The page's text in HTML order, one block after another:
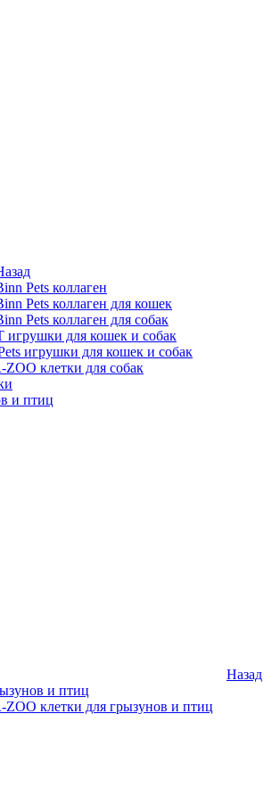
Pets коллаген
Pets коллаген для кошек
Pets коллаген для собак
игрушки для кошек и собак
игрушки для кошек и собак
клетки для собак
и птиц
Назад
и птиц
клетки для грызунов и птиц